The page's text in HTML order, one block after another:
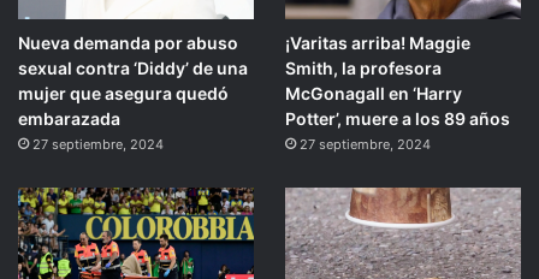
Nueva demanda por abuso
sexual contra ‘Diddy’ de una
mujer que asegura quedó
embarazada
27 septiembre, 2024
¡Varitas arriba! Maggie
Smith, la profesora
McGonagall en ‘Harry
Potter’, muere a los 89 años
27 septiembre, 2024